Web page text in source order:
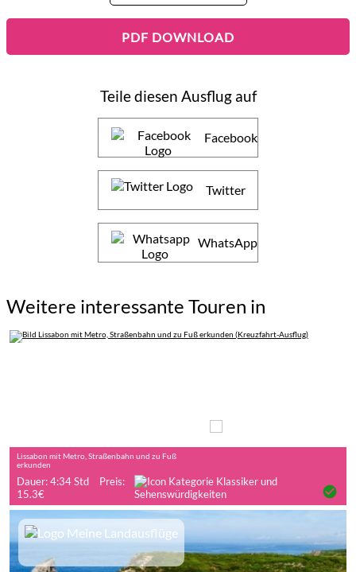
PDF DOWNLOAD
Teile diesen Ausflug auf
Facebook
Twitter
WhatsApp
Weitere interessante Touren in
Lissabon mit Metro, Straßenbahn und zu Fuß
erkunden
Dauer: 4:34 Std
Preis:
15.3€
check_circle